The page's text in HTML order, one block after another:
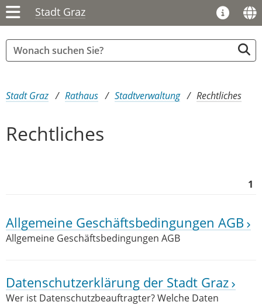
Stadt Graz
Sie sind hier:
Stadt Graz Rathaus Stadtverwaltung Rechtliches
Rechtliches
1
Allgemeine Geschäftsbedingungen AGB
Allgemeine Geschäftsbedingungen AGB
Datenschutzerklärung der Stadt Graz
Wer ist Datenschutzbeauftragter? Welche Daten